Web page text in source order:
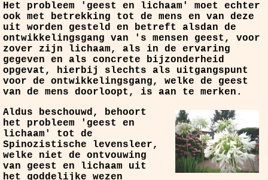
Het probleem 'geest en lichaam' moet echter
ook met betrekking tot de mens en van deze
uit worden gesteld en betreft alsdan de
ontwikkelingsgang van 's mensen geest, voor
zover zijn lichaam, als in de ervaring
gegeven en als concrete bijzonderheid
opgevat, hierbij slechts als uitgangspunt
voor de ontwikkelingsgang, welke de geest
van de mens doorloopt, is aan te merken.
Aldus beschouwd, behoort
het probleem 'geest en
lichaam' tot de
Spinozistische levensleer,
welke niet de ontvouwing
van geest en lichaam uit
het goddelijke wezen